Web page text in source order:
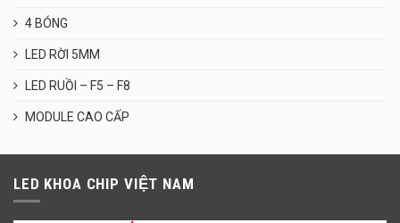
4 BÓNG
LED RỜI 5MM
LED RUỒI – F5 – F8
MODULE CAO CẤP
LED KHOA CHIP VIỆT NAM